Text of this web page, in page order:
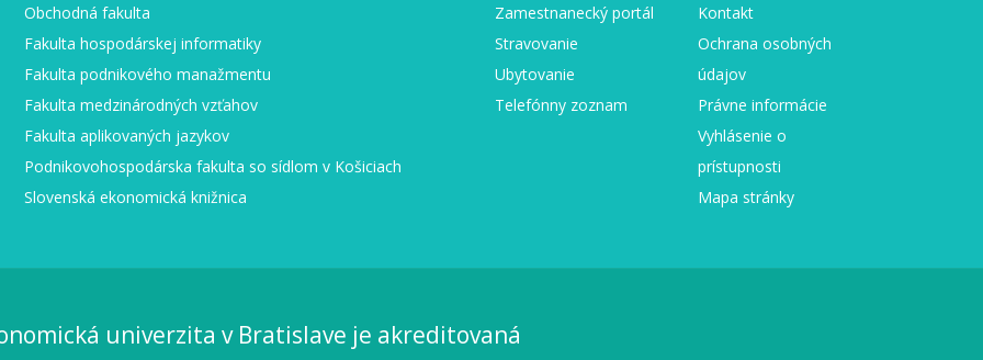
Obchodná fakulta
Fakulta hospodárskej informatiky
Fakulta podnikového manažmentu
Fakulta medzinárodných vzťahov
Fakulta aplikovaných jazykov
Podnikovohospodárska fakulta so sídlom v Košiciach
Slovenská ekonomická knižnica
Zamestnanecký portál
Stravovanie
Ubytovanie
Telefónny zoznam
Kontakt
Ochrana osobných
údajov
Právne informácie
Vyhlásenie o
prístupnosti
Mapa stránky
univerzita v Bratislave je akreditovaná